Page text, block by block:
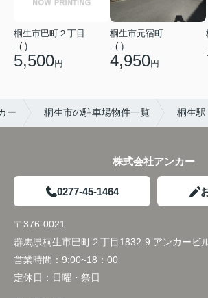
桐生市巴町２丁目
- (-)
5,500円
桐生市元宿町
- (-)
4,950円
ー 桐生市の駐車場物件一覧 桐生駅
株式会社アンカー
0277-45-1464
〒376-0021
群馬県桐生市巴町２丁目1832-9 アンカービ
営業時間： 9:00~18：00
定休日： 日曜・祭日